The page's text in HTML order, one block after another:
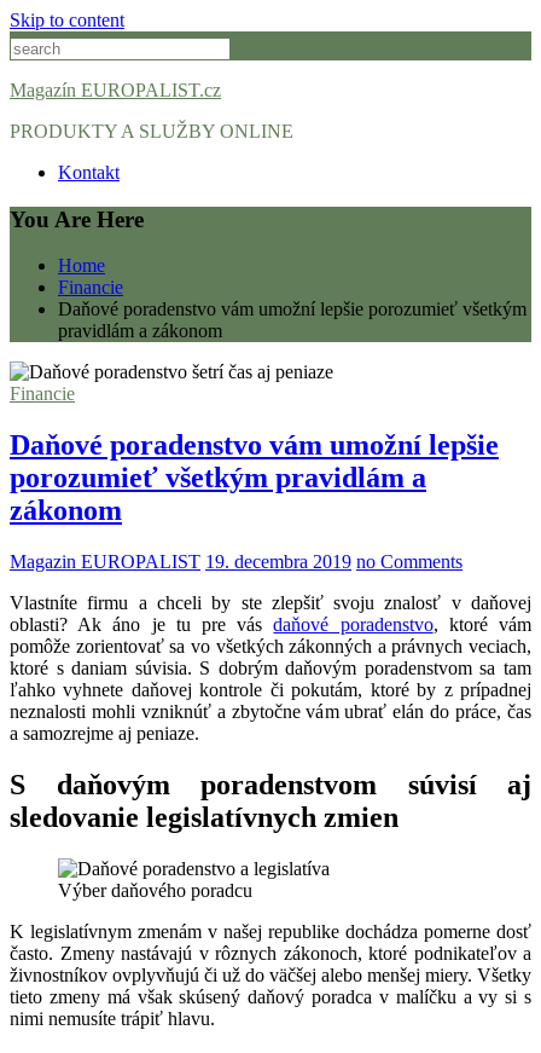
Skip to content
Magazín EUROPALIST.cz
PRODUKTY A SLUŽBY ONLINE
Kontakt
You Are Here
Home
Financie
Daňové poradenstvo vám umožní lepšie porozumieť všetkým
pravidlám a zákonom
Financie
Daňové poradenstvo vám umožní lepšie
porozumieť všetkým pravidlám a
zákonom
Magazin EUROPALIST 19. decembra 2019 no Comments
Vlastníte firmu a chceli by ste zlepšiť svoju znalosť v daňovej
oblasti? Ak áno je tu pre vásdaňové poradenstvo, ktoré vám
pomôže zorientovať sa vo všetkých zákonných a právnych veciach,
ktoré s daniam súvisia. S dobrým daňovým poradenstvom sa tam
ľahko vyhnete daňovej kontrole či pokutám, ktoré by z prípadnej
neznalosti mohli vzniknúť a zbytočne vám ubrať elán do práce, čas
a samozrejme aj peniaze.
S daňovým poradenstvom súvisí aj
sledovanie legislatívnych zmien
Výber daňového poradcu
K legislatívnym zmenám v našej republike dochádza pomerne dosť
často. Zmeny nastávajú v rôznych zákonoch, ktoré podnikateľov a
živnostníkov ovplyvňujú či už do väčšej alebo menšej miery. Všetky
tieto zmeny má však skúsený daňový poradca v malíčku a vy si s
nimi nemusíte trápiť hlavu.